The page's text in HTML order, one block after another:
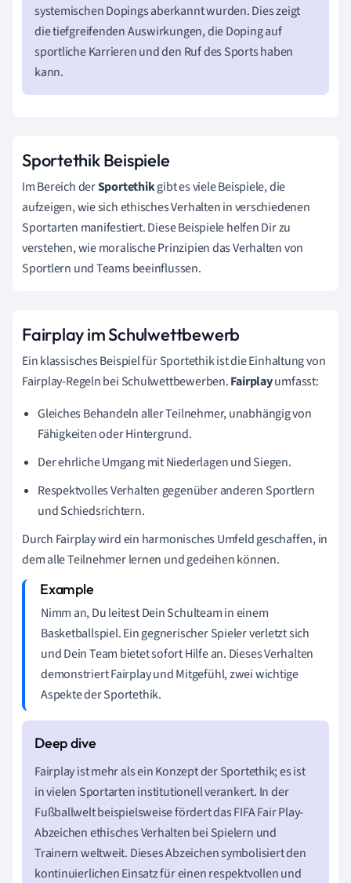
systemischen Dopings aberkannt wurden. Dies zeigt
die tiefgreifenden Auswirkungen, die Doping auf
sportliche Karrieren und den Ruf des Sports haben
kann.
Sportethik Beispiele
Im Bereich derSportethikgibt es viele Beispiele, die
aufzeigen, wie sich ethisches Verhalten in verschiedenen
Sportarten manifestiert. Diese Beispiele helfen Dir zu
verstehen, wie moralische Prinzipien das Verhalten von
Sportlern und Teams beeinflussen.
Fairplay im Schulwettbewerb
Ein klassisches Beispiel für Sportethik ist die Einhaltung von
Fairplay-Regeln bei Schulwettbewerben.Fairplayumfasst:
Gleiches Behandeln aller Teilnehmer, unabhängig von
Fähigkeiten oder Hintergrund.
Der ehrliche Umgang mit Niederlagen und Siegen.
Respektvolles Verhalten gegenüber anderen Sportlern
und Schiedsrichtern.
Durch Fairplay wird ein harmonisches Umfeld geschaffen, in
dem alle Teilnehmer lernen und gedeihen können.
Nimm an, Du leitest Dein Schulteam in einem
Basketballspiel. Ein gegnerischer Spieler verletzt sich
und Dein Team bietet sofort Hilfe an. Dieses Verhalten
demonstriert Fairplay und Mitgefühl, zwei wichtige
Aspekte der Sportethik.
Fairplay ist mehr als ein Konzept der Sportethik; es ist
in vielen Sportarten institutionell verankert. In der
Fußballwelt beispielsweise fördert das FIFA Fair Play-
Abzeichen ethisches Verhalten bei Spielern und
Trainern weltweit. Dieses Abzeichen symbolisiert den
kontinuierlichen Einsatz für einen respektvollen und